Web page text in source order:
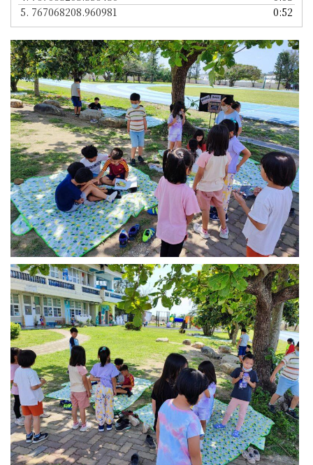
5. 767068208.960981 0:52